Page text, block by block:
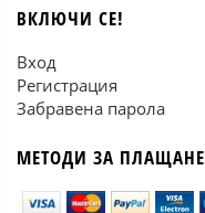
ВКЛЮЧИ СЕ!
Вход
Регистрация
Забравена парола
МЕТОДИ ЗА ПЛАЩАНЕ